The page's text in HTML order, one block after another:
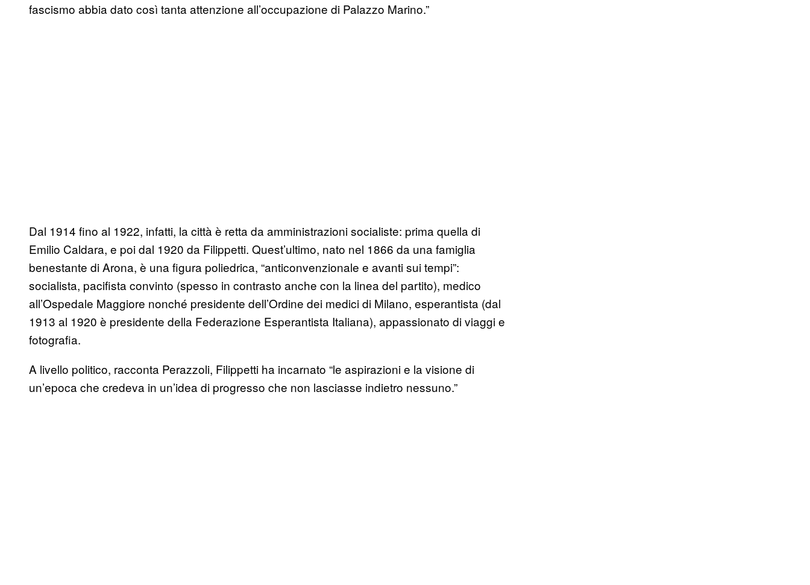
fascismo abbia dato così tanta attenzione all’occupazione di Palazzo Marino.”
Dal 1914 fino al 1922, infatti, la città è retta da amministrazioni socialiste: prima quella di
Emilio Caldara, e poi dal 1920 da Filippetti. Quest’ultimo, nato nel 1866 da una famiglia
benestante di Arona, è una figura poliedrica, “anticonvenzionale e avanti sui tempi”:
socialista, pacifista convinto (spesso in contrasto anche con la linea del partito), medico
all’Ospedale Maggiore nonché presidente dell’Ordine dei medici di Milano, esperantista (dal
1913 al 1920 è presidente della Federazione Esperantista Italiana), appassionato di viaggi e
fotografia.
A livello politico, racconta Perazzoli, Filippetti ha incarnato “le aspirazioni e la visione di
un’epoca che credeva in un’idea di progresso che non lasciasse indietro nessuno.”